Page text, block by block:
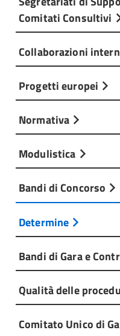
Comitati Consultivi
Collaborazioni
Progetti europei
Normativa
Modulistica
Bandi di Concorso
Determine
Bandi di Gara e
Qualità delle
Comitato Unico di